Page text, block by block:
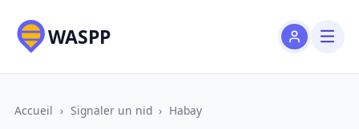
WASPP
Accueil › Signaler un nid › Habay